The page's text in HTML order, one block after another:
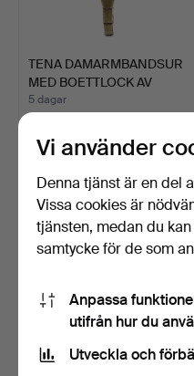
TENA DAMARMBANDSUR
MED BOETTLOCK AV
ROSTFR…
5 dagar
93 USD
Vi använder
Denna tjänst är en del
Vissa cookies är
tjänsten, medan du
samtycke för de som
Anpassa
utifrån hur du
Utveckla och